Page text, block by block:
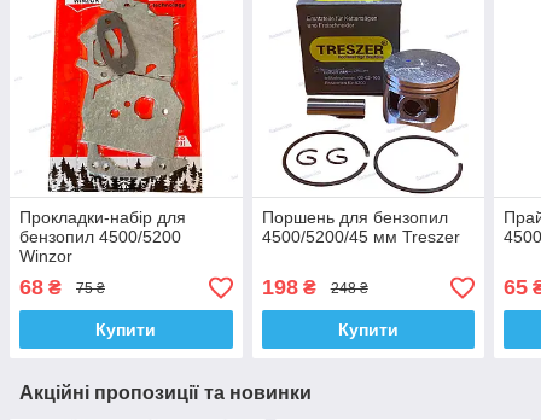
Прокладки-набір для
бензопил 4500/5200
Winzor
68 ₴ 75 ₴
Купити
Поршень для бензопил
4500/5200/45 мм Treszer
198₴ 248 ₴
Купити
65
Акційні пропозиції та новинки